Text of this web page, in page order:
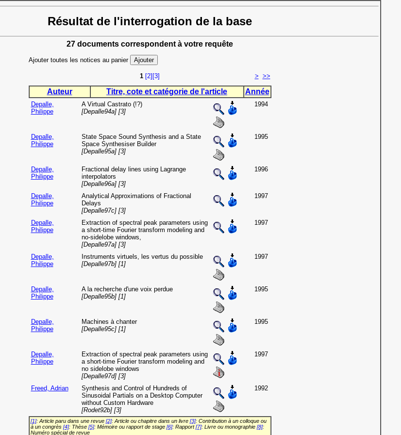
Résultat de l'interrogation de la base
27 documents correspondent à votre requête
Ajouter toutes les notices au panier
1 [2] [3] > >>
Auteur Titre, cote et catégorie de l'article Année
Depalle,
Philippe
A Virtual Castrato (!?)
[Depalle94a] [3]
1994
Depalle,
Philippe
State Space Sound Synthesis and a State
Space Synthesiser Builder
[Depalle95a] [3]
1995
Depalle,
Philippe
Fractional delay lines using Lagrange
interpolators
[Depalle96a] [3]
1996
Depalle,
Philippe
Analytical Approximations of Fractional
Delays
[Depalle97c] [3]
1997
Depalle,
Philippe
Extraction of spectral peak parameters using
a short-time Fourier transform modeling and
no-sidelobe windows,
[Depalle97a] [3]
1997
Depalle,
Philippe
Instruments virtuels, les vertus du possible
[Depalle97b] [1]
1997
Depalle,
Philippe
A la recherche d'une voix perdue
[Depalle95b] [1]
1995
Depalle,
Philippe
Machines à chanter
[Depalle95c] [1]
1995
Depalle,
Philippe
Extraction of spectral peak parameters using
a short-time Fourier transform modeling and
no sidelobe windows
[Depalle97d] [3]
1997
Freed, Adrian
Synthesis and Control of Hundreds of
Sinusoidal Partials on a Desktop Computer
without Custom Hardware
[Rodet92b] [3]
1992
[1]: Article paru dans une revue [2]: Article ou chapitre dans un livre [3]: Contribution à un colloque ou
à un congrès [4]: Thèse [5]: Mémoire ou rapport de stage [6]: Rapport[7]: Livre ou monographie [8]:
Numéro spécial de revue